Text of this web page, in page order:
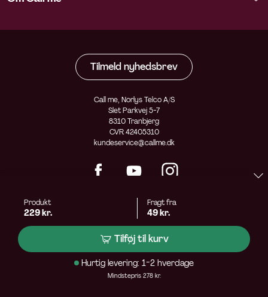
Produkt
229 kr.
Fragt fra
49 kr.
Tilføj til kurv
Hurtig levering: 1-2 hverdage
Mindstepris 278 kr.
Tilmeld nyhedsbrev
Call me, Norlys Telco A/S
Slet Parkvej 5-7
8310 Tranbjerg
CVR 42405310
kundeservice@callme.dk